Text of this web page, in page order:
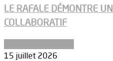
LE RAFALE DÉMONTRE
COLLABORATIF
15 juillet 2026